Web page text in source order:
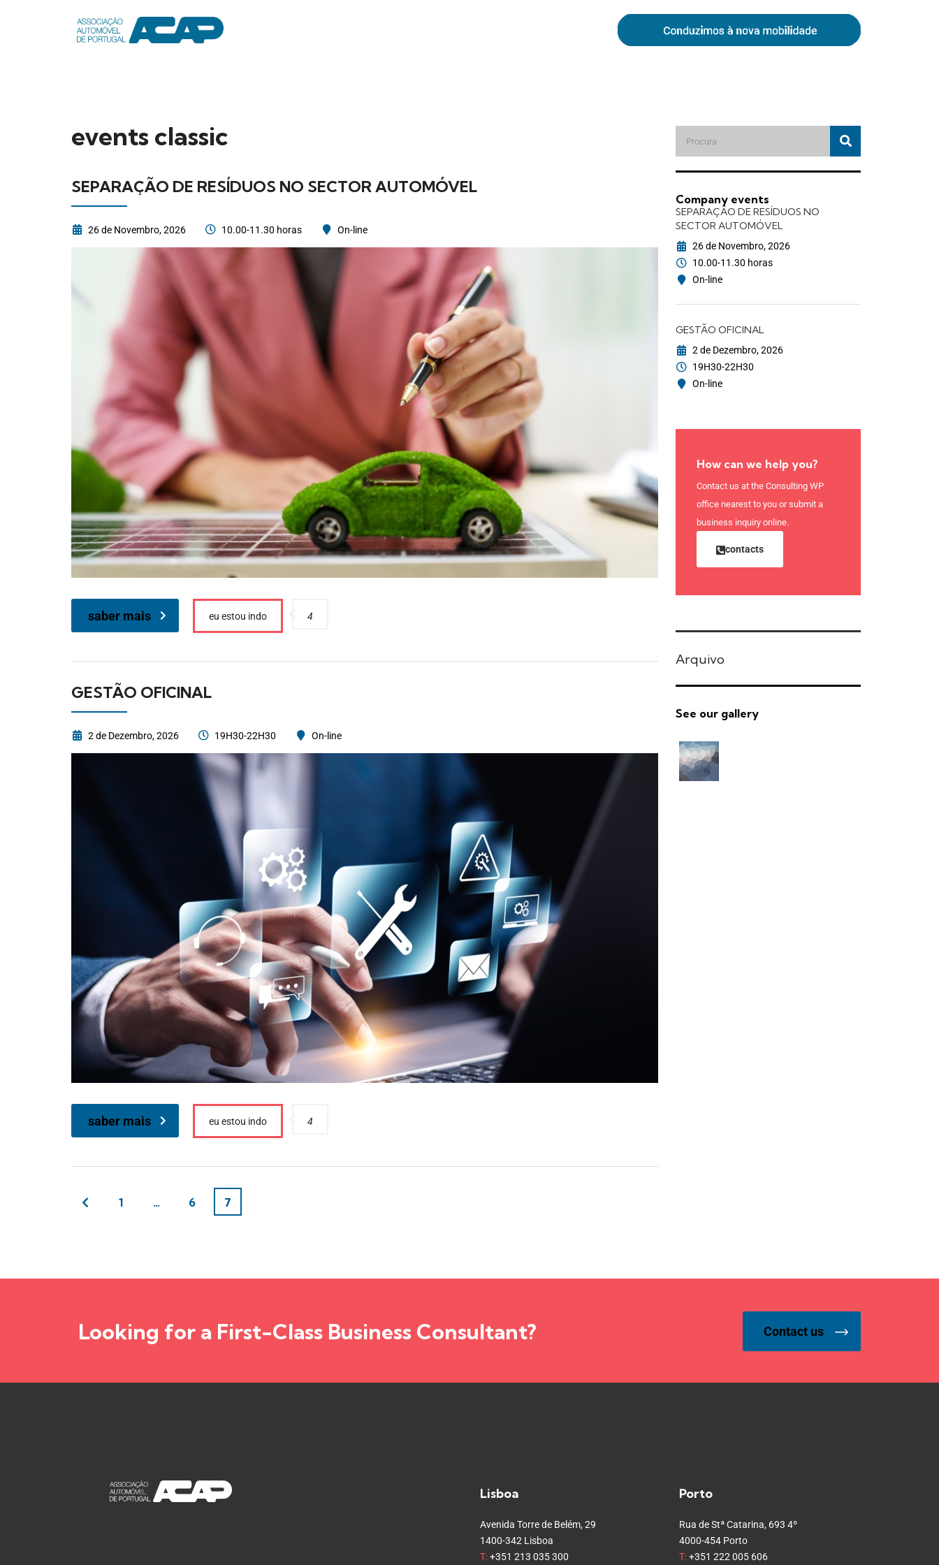
events classic
SEPARAÇÃO DE RESÍDUOS NO SECTOR AUTOMÓVEL
26 de Novembro, 2026 10.00-11.30 horas On-line
saber mais eu estou indo 4
GESTÃO OFICINAL
2 de Dezembro, 2026 19H30-22H30 On-line
saber mais eu estou indo 4
1 … 6 7
Company events
SEPARAÇÃO DE RESÍDUOS NO
SECTOR AUTOMÓVEL
26 de Novembro, 2026
10.00-11.30 horas
On-line
GESTÃO OFICINAL
2 de Dezembro, 2026
19H30-22H30
On-line
How can we help you?
Contact us at the Consulting WP
office nearest to you or submit a
business inquiry online.
contacts
Arquivo
See our gallery
Looking for a First-Class Business Consultant? Contact us
Lisboa
Avenida Torre de Belém, 29
1400-342 Lisboa
T:+351 213 035 300
Porto
Rua de Stª Catarina, 693 4º
4000-454 Porto
T:+351 222 005 606